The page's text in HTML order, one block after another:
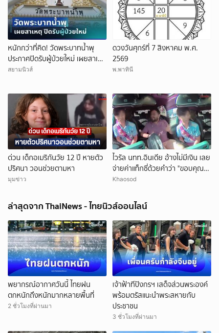
หนักกว่าที่คิด! วัดพระบาทน้ำพุ
ประกาศปิดรับผู้ป่วยใหม่ เผยสาเหตุ
สุดสะเทือนใจ
สยามนิวส์
ดวงวันศุกร์ที่ 7 สิงหาคม พ.ศ.
2569
พ.พาทินี
ด่วน เด็กอเมริกันวัย 12 ปี หายตัว
ปริศนา วอนช่วยตามหา
มุมข่าว
ไวรัล นทท.อินเดีย อ้างไม่มีเงิน เลย
จ่ายค่าแท็กซี่ด้วยคำว่า "ขอบคุณ"
คนขับอึ้ง แห่วิจารณ์
Khaosod
ล่าสุดจาก ThaiNews - ไทยนิวส์ออนไลน์
พยากรณ์อากาศวันนี้ ไทยฝน
ตกหนักถึงหนักมากหลายพื้นที่
2 ชั่วโมงที่ผ่านมา
เจ้าฟ้าทีปังกรฯ เสด็จส่วนพระองค์
พร้อมตรัสแนะนำพระสหายกับ
ประชาชน
3 ชั่วโมงที่ผ่านมา